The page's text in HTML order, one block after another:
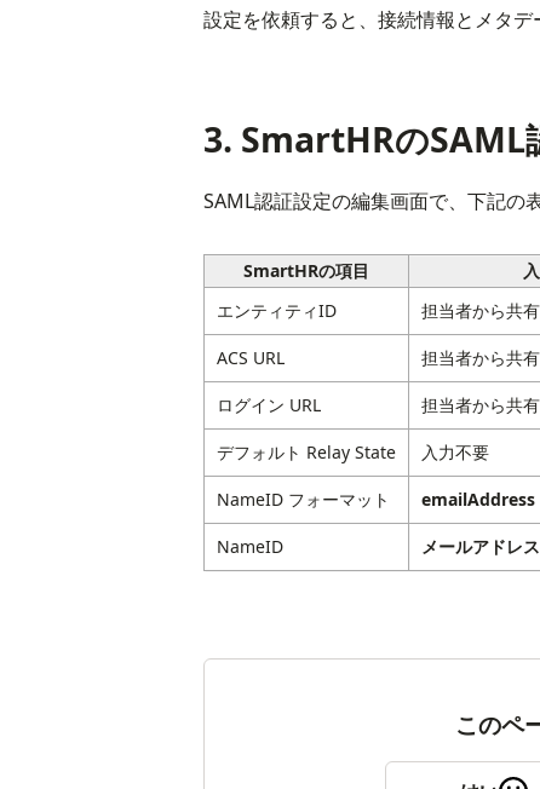
設定を依頼すると、接続情報とメタデ
3. SmartHRのSAML
SAML認証設定の編集画面で、下記の
SmartHRの項目
エンティティID
担当者から共
ACS URL 担当者から共
ログイン URL 担当者から共
デフォルト Relay State 入力不要
NameID フォーマット emailAddress
NameID メールアドレス
このペ